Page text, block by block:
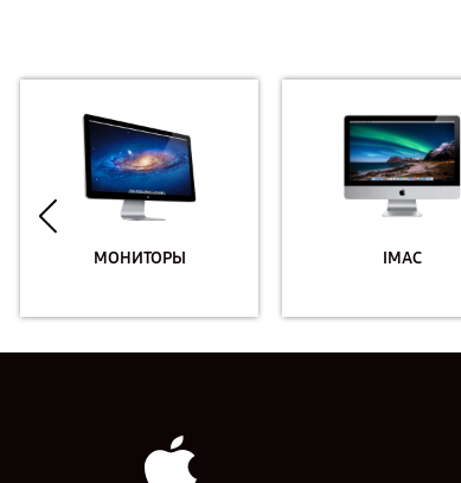
МОНИТОРЫ IMAC